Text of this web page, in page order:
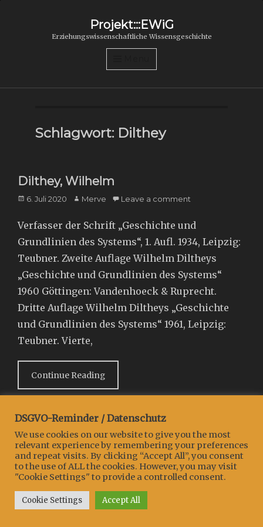
Projekt:::EWiG
Erziehungswissenschaftliche Wissensgeschichte
Schlagwort: Dilthey
Dilthey, Wilhelm
Posted
6. Juli 2020 Author
Merve Leave a comment
Verfasser der Schrift „Geschichte und
Grundlinien des Systems“, 1. Aufl. 1934, Leipzig:
Teubner. Zweite Auflage Wilhelm Diltheys
„Geschichte und Grundlinien des Systems“
1960 Göttingen: Vandenhoeck & Ruprecht.
Dritte Auflage Wilhelm Diltheys „Geschichte
und Grundlinien des Systems“ 1961, Leipzig:
Teubner. Vierte,
Continue Reading
Copyright © 2026Projekt:::EWiG. All Rights Reserved.
Clean Education byCatch Themes
DSGVO-Reminder / Datenschutz
We use cookies on our website to give you the most
relevant experience by remembering your preferences
and repeat visits. By clicking “Accept All”, you consent
to the use of ALL the cookies. However, you may visit
"Cookie Settings" to provide a controlled consent.
Cookie Settings Accept All